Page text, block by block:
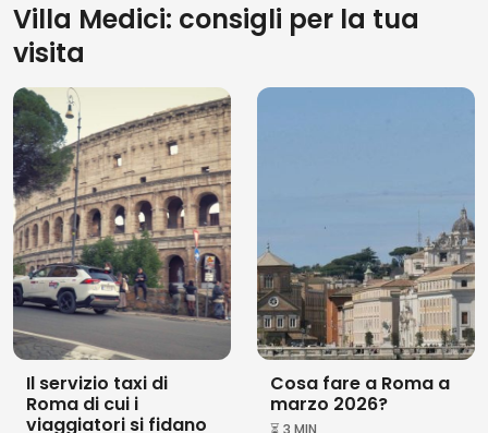
Villa Medici: consigli per la tua
visita
Il servizio taxi di
Roma di cui i
viaggiatori si fidano
Cosa fare a Roma a
marzo 2026?